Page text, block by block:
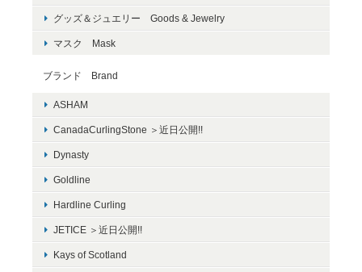
グッズ＆ジュエリー Goods & Jewelry
マスク Mask
ブランド Brand
ASHAM
CanadaCurlingStone ＞近日公開!!
Dynasty
Goldline
Hardline Curling
JETICE ＞近日公開!!
Kays of Scotland